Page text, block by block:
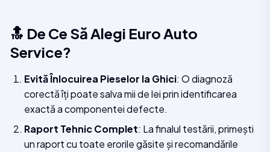
🔝 De Ce Să Alegi Euro Auto
Service?
Evită Înlocuirea Pieselor la Ghici: O diagnoză
corectă îți poate salva mii de lei prin identificarea
exactă a componentei defecte.
Raport Tehnic Complet: La finalul testării, primești
un raport cu toate erorile găsite și recomandările